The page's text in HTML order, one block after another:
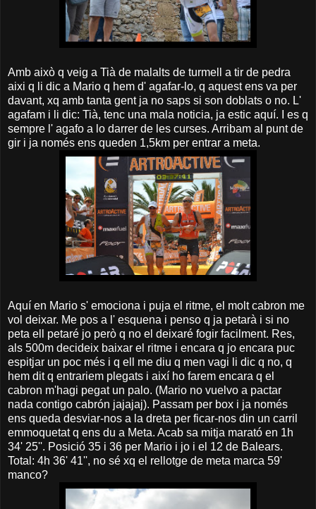
Amb això q veig a Tià de malalts de turmell a tir de pedra
aixi q li dic a Mario q hem d' agafar-lo, q aquest ens va per
davant, xq amb tanta gent ja no saps si son doblats o no. L'
agafam i li dic: Tià, tenc una mala noticia, ja estic aquí. I es q
sempre l' agafo a lo darrer de les curses. Arribam al punt de
gir i ja només ens queden 1,5km per entrar a meta.
Aquí en Mario s' emociona i puja el ritme, el molt cabron me
vol deixar. Me pos a l' esquena i penso q ja petarà i si no
peta ell petaré jo però q no el deixaré fogir facilment. Res,
als 500m decideix baixar el ritme i encara q jo encara puc
espitjar un poc més i q ell me diu q men vagi li dic q no, q
hem dit q entrariem plegats i així ho farem encara q el
cabron m'hagi pegat un palo. (Mario no vuelvo a pactar
nada contigo cabrón jajajaj). Passam per box i ja només
ens queda desviar-nos a la dreta per ficar-nos din un carril
emmoquetat q ens du a Meta. Acab sa mitja marató en 1h
34' 25''. Posició 35 i 36 per Mario i jo i el 12 de Balears.
Total: 4h 36' 41'', no sé xq el rellotge de meta marca 59'
manco?